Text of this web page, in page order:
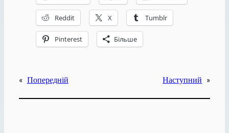
Reddit X Tumblr
Pinterest Більше
« Попередній Наступний »